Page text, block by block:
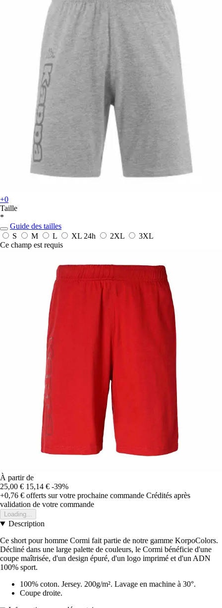
+0
Taille
*
Guide des tailles
S
M L XL 24h 2XL
3XL
Ce champ est requis
À partir de
25,00 € 15,14 € -39%
+0,76 € offerts sur votre prochaine commande Crédités après
validation de votre commande
Loading...
Description
Ce short pour homme Cormi fait partie de notre gamme KorpoColors.
Décliné dans une large palette de couleurs, le Cormi bénéficie d'une
coupe maîtrisée, d'un design épuré, d'un logo imprimé et d'un ADN
100% sport.
100% coton. Jersey. 200g/m². Lavage en machine à 30°.
Coupe droite.